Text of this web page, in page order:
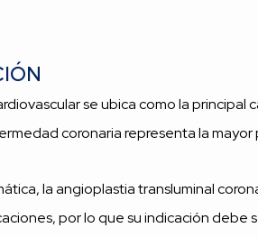
se ubica como la principal
coronaria representa la
la angioplastia transluminal
por lo que su indicación debe